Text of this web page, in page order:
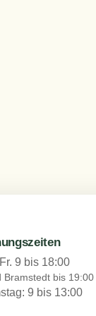
9 bis 18:00
Bramstedt bis 19:00
9 bis 13:00